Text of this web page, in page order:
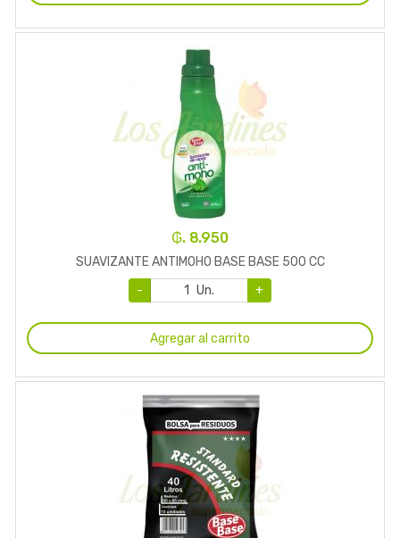
₲. 8.950
SUAVIZANTE ANTIMOHO BASE BASE 500 CC
-
Un. +
Agregar al carrito